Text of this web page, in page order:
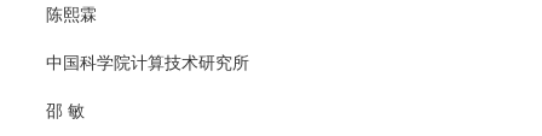
陈熙霖
中国科学院计算技术研究所
邵 敏